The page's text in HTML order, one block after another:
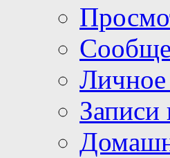
Записи